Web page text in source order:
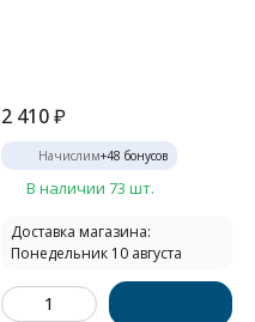
2 410 ₽
Начислим+48 бонусов
В наличии 73 шт.
Доставка магазина:
Понедельник 10 августа